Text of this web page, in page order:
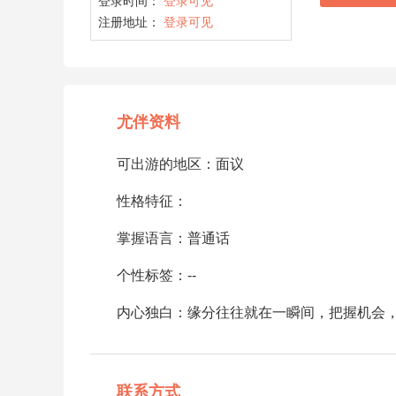
注册地址： 登录可见
尤伴资料
可出游的地区：面议
性格特征：
掌握语言：普通话
个性标签：--
内心独白：缘分往往就在一瞬间，把握机会
联系方式